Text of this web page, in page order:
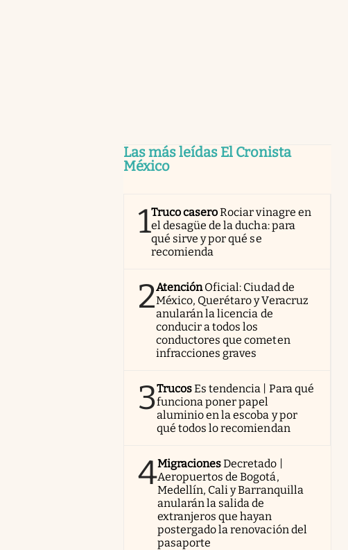
Las más leídas El Cronista
México
1Truco caseroRociar vinagre en
el desagüe de la ducha: para
qué sirve y por qué se
recomienda
2AtenciónOficial: Ciudad de
México, Querétaro y Veracruz
anularán la licencia de
conducir a todos los
conductores que cometen
infracciones graves
3TrucosEs tendencia | Para qué
funciona poner papel
aluminio en la escoba y por
qué todos lo recomiendan
4MigracionesDecretado |
Aeropuertos de Bogotá,
Medellín, Cali y Barranquilla
anularán la salida de
extranjeros que hayan
postergado la renovación del
pasaporte